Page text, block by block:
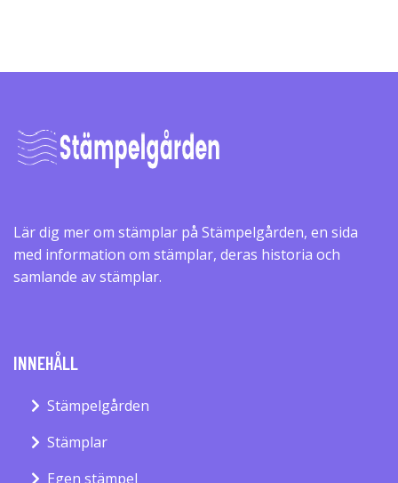
Lär dig mer om stämplar på Stämpelgården, en sida
med information om stämplar, deras historia och
samlande av stämplar.
INNEHÅLL
Stämpelgården
Stämplar
Egen stämpel